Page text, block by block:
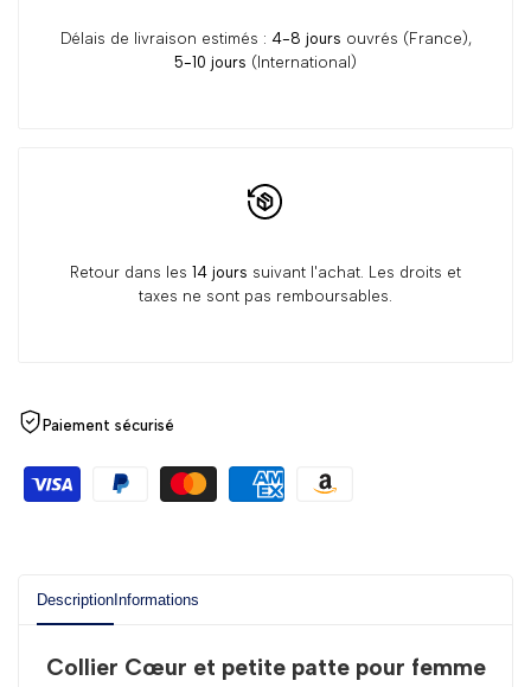
Délais de livraison estimés : 4-8 jours ouvrés (France),
5-10 jours (International)
Retour dans les 14 jours suivant l'achat. Les droits et
taxes ne sont pas remboursables.
Paiement sécurisé
DescriptionInformations
Collier Cœur et petite patte pour femme